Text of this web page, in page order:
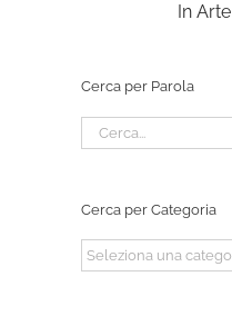
In Arte
Cerca per Parola
Cerca
per:
Cerca per Categoria
Cerca
per